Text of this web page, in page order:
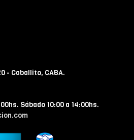
- Caballito, CABA.
Sábado 10:00 a 14:00hs.